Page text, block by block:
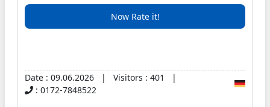
Gebäude, Stall und für die Fermenter genutzt.
Now Rate it!
Date : 09.06.2026 | Visitors : 401 |
: 0172-7848522